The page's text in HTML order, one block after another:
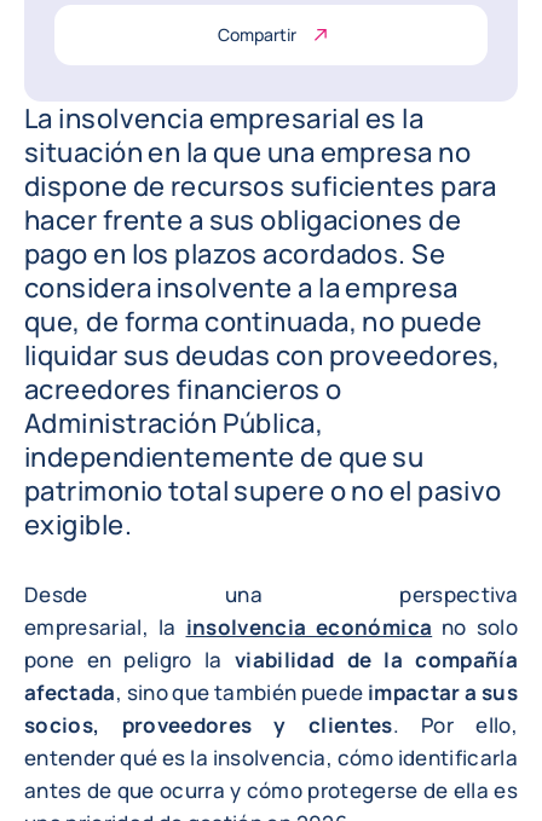
Compartir
La insolvencia empresarial es la
situación en la que una empresa no
dispone de recursos suficientes para
hacer frente a sus obligaciones de
pago en los plazos acordados. Se
considera insolvente a la empresa
que, de forma continuada, no puede
liquidar sus deudas con proveedores,
acreedores financieros o
Administración Pública,
independientemente de que su
patrimonio total supere o no el pasivo
exigible.
Desde una perspectiva
empresarial, la insolvencia económica no solo
pone en peligro la viabilidad de la compañía
afectada, sino que también puede impactar a sus
socios, proveedores y clientes. Por ello,
entender qué es la insolvencia, cómo identificarla
antes de que ocurra y cómo protegerse de ella es